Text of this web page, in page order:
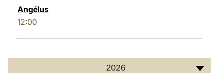
Angélus
12:00
2026